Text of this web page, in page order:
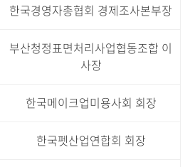
한국경영자총협회 경제조사본부장
부산청정표면처리사업협동조합 이
사장
한국메이크업미용사회 회장
한국펫산업연합회 회장